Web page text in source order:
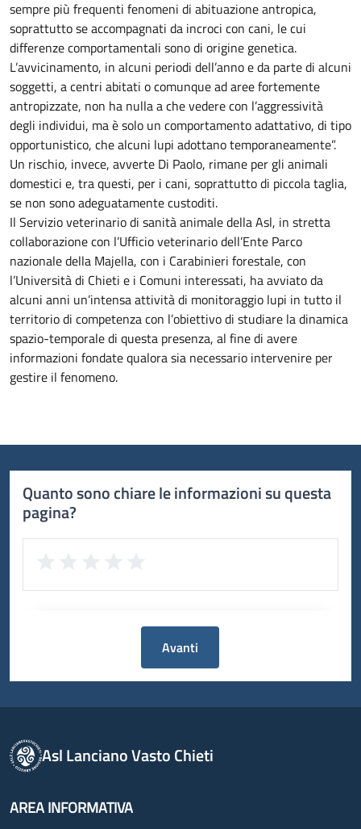
sempre più frequenti fenomeni di abituazione antropica,
soprattutto se accompagnati da incroci con cani, le cui
differenze comportamentali sono di origine genetica.
L’avvicinamento, in alcuni periodi dell’anno e da parte di alcuni
soggetti, a centri abitati o comunque ad aree fortemente
antropizzate, non ha nulla a che vedere con l’aggressività
degli individui, ma è solo un comportamento adattativo, di tipo
opportunistico, che alcuni lupi adottano temporaneamente”.
Un rischio, invece, avverte Di Paolo, rimane per gli animali
domestici e, tra questi, per i cani, soprattutto di piccola taglia,
se non sono adeguatamente custoditi.
Il Servizio veterinario di sanità animale della Asl, in stretta
collaborazione con l’Ufficio veterinario dell’Ente Parco
nazionale della Majella, con i Carabinieri forestale, con
l’Università di Chieti e i Comuni interessati, ha avviato da
alcuni anni un’intensa attività di monitoraggio lupi in tutto il
territorio di competenza con l’obiettivo di studiare la dinamica
spazio-temporale di questa presenza, al fine di avere
informazioni fondate qualora sia necessario intervenire per
gestire il fenomeno.
Quanto sono chiare le informazioni su questa
pagina?
Avanti
Asl Lanciano Vasto Chieti
AREA INFORMATIVA